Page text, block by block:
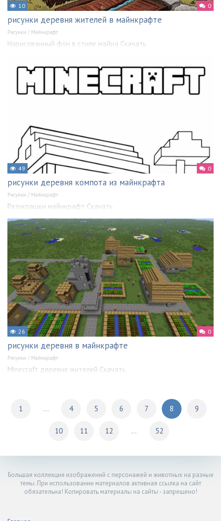
10 0
рисунки деревня жителей в майнкрафте
Рисунки / Майнкрафт
Нарисованный фон в стиле майна Скачать
49 0
рисунки деревня компота из майнкрафта
Рисунки / Майнкрафт
Разукрашки майнкрафт Скачать
26 0
рисунки деревня в майнкрафте
Рисунки / Майнкрафт
Minecraft деревня жителей Скачать
1 ... 4 5 6 7 8 9
10 11 12 ... 52
Большая коллекция изображений с персонажей и животных на разные
темы. При использовании материалов активная ссылка на сайт
обязательна! Копировать материалы на сайты - запрещено!